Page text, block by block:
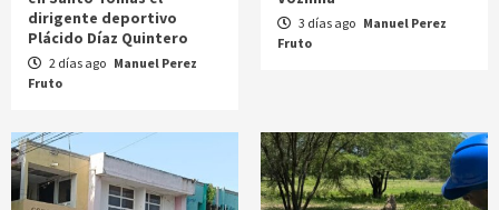
dirigente deportivo
Plácido Díaz Quintero
2 días ago Manuel Perez
Fruto
3 días ago Manuel Perez
Fruto